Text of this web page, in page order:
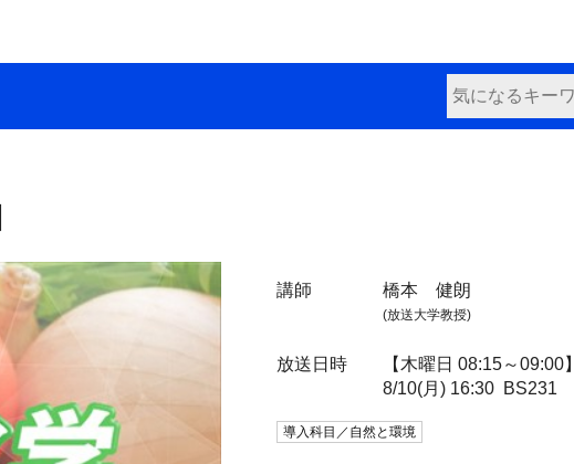
講師 橋本 健朗
(放送大学教授)
放送日時
【木曜日 08:15～09:00】
8/10(月) 16:30 BS231
導入科目／自然と環境